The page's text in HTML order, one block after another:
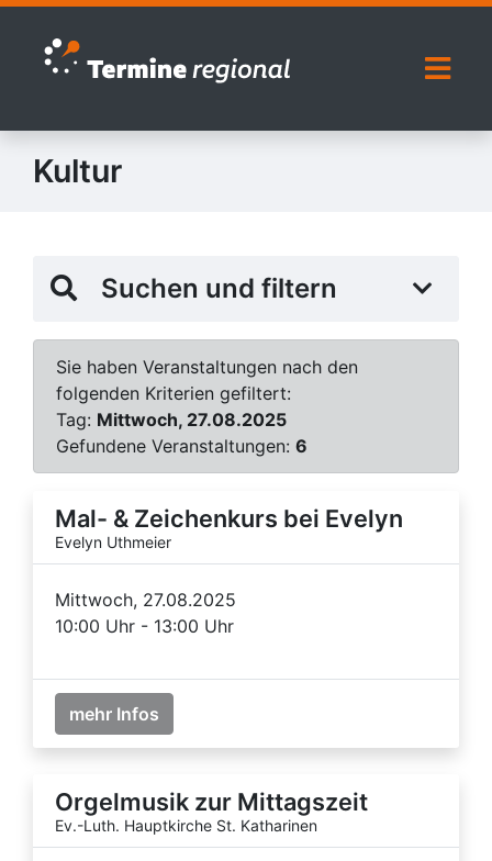
Zur Navigation springen
Zum Inhalt springen
Kultur
Suchen und filtern
Sie haben Veranstaltungen nach den
folgenden Kriterien gefiltert:
Tag: Mittwoch, 27.08.2025
Gefundene Veranstaltungen: 6
Mal- & Zeichenkurs bei Evelyn
Evelyn Uthmeier
Mittwoch, 27.08.2025
10:00 Uhr - 13:00 Uhr
mehr Infos
Orgelmusik zur Mittagszeit
Ev.-Luth. Hauptkirche St. Katharinen